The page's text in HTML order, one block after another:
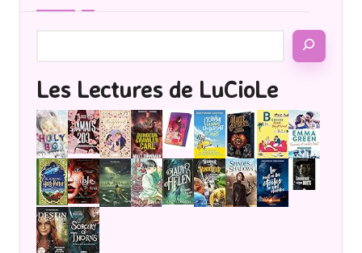
Les Lectures de LuCioLe